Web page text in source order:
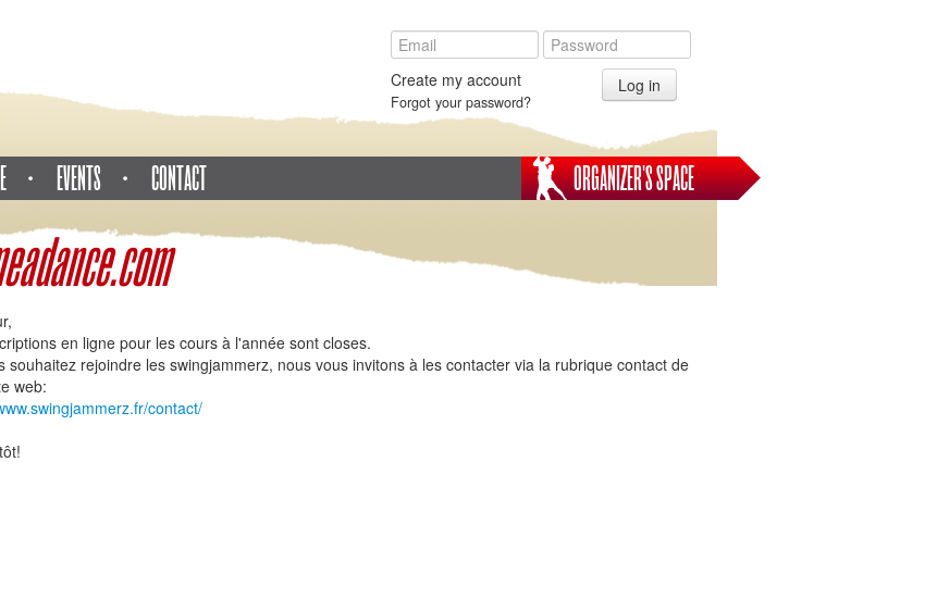
Create my account
Forgot your password?
Log in
EVENTS CONTACT ORGANIZER'S SPACE
en ligne pour les cours à l'année sont closes.
souhaitez rejoindre les swingjammerz, nous vous invitons à les contacter via la rubrique contact de
web:
contact/